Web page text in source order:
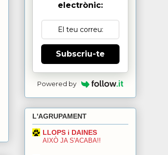
electrònic:
Subscriu-te
Powered by
L'AGRUPAMENT
LLOPS i DAINES
AIXÒ JA S'ACABA!!